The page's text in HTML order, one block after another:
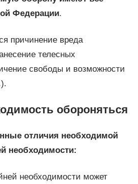
Федерации.
причинение вреда
телесных
свободы и возможности
обороняться
отличия необходимой
необходимости:
необходимости может